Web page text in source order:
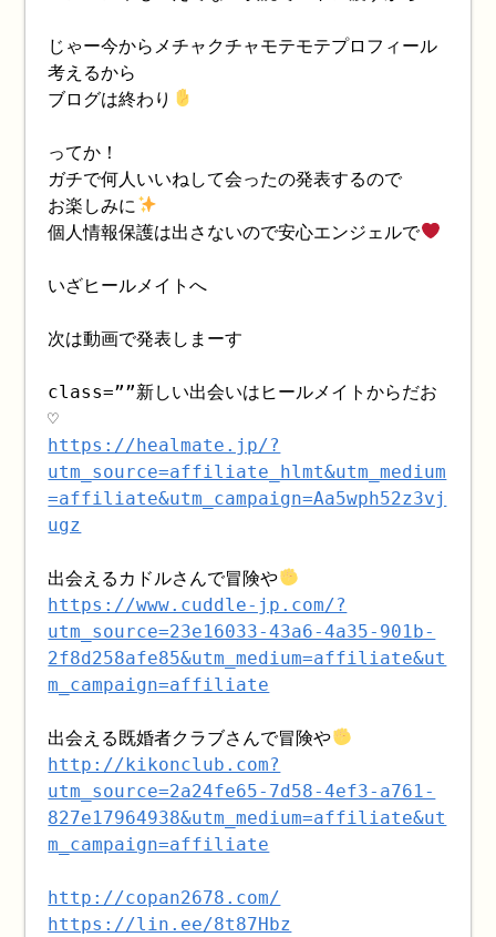
じゃー今からメチャクチャモテモテプロフィール
考えるから
ブログは終わり
ってか！
ガチで何人いいねして会ったの発表するので
お楽しみに
個人情報保護は出さないので安心エンジェルで
いざヒールメイトへ
次は動画で発表しまーす
class=””新しい出会いはヒールメイトからだお
♡
https://healmate.jp/?
utm_source=affiliate_hlmt&utm_medium
=affiliate&utm_campaign=Aa5wph52z3vj
ugz
出会えるカドルさんで冒険や
https://www.cuddle-jp.com/?
utm_source=23e16033-43a6-4a35-901b-
2f8d258afe85&utm_medium=affiliate&ut
m_campaign=affiliate
出会える既婚者クラブさんで冒険や
http://kikonclub.com?
utm_source=2a24fe65-7d58-4ef3-a761-
827e17964938&utm_medium=affiliate&ut
m_campaign=affiliate
http://copan2678.com/
https://lin.ee/8t87Hbz